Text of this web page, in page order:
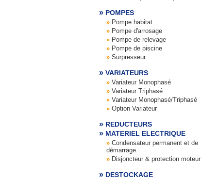
POMPES
Pompe habitat
Pompe d'arrosage
Pompe de relevage
Pompe de piscine
Surpresseur
VARIATEURS
Variateur Monophasé
Variateur Triphasé
Variateur Monophasé/Triphasé
Option Variateur
REDUCTEURS
MATERIEL ELECTRIQUE
Condensateur permanent et de
démarrage
Disjoncteur & protection moteur
DESTOCKAGE